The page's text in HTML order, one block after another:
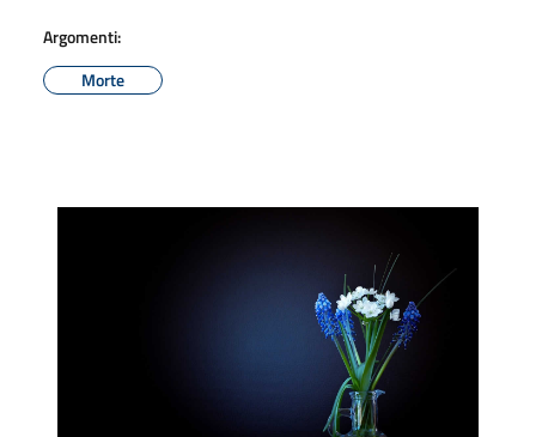
Argomenti:
Morte